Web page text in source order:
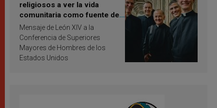
religiosos a ver la vida
comunitaria como fuente de
inspiración y santificación
Mensaje de León XIV a la
Conferencia de Superiores
Mayores de Hombres de los
Estados Unidos